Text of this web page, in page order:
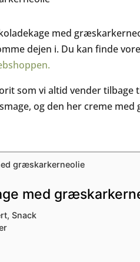
med
dejen i. Du kan finde
som vi altid vender tilbage
og den her creme
med
Snack